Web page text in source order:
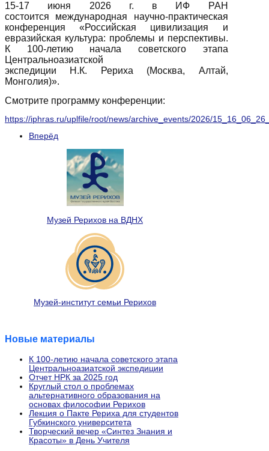
15-17 июня 2026 г. в ИФ РАН
состоится международная научно-практическая
конференция «Российская цивилизация и
евразийская культура: проблемы и перспективы.
К 100-летию начала советского этапа
Центральноазиатской
экспедиции Н.К. Рериха (Москва, Алтай,
Монголия)».
Смотрите программу конференции:
https://iphras.ru/uplfile/root/news/archive_events/2026/
Вперёд
Музей Рерихов на ВДНХ
Музей-институт семьи Рерихов
Новые материалы
К 100-летию начала советского этапа
Центральноазиатской экспедиции
Отчет НРК за 2025 год
Круглый стол о проблемах
альтернативного образования на
основах философии Рерихов
Лекция о Пакте Рериха для студентов
Губкинского университета
Творческий вечер «Синтез Знания и
Красоты» в День Учителя